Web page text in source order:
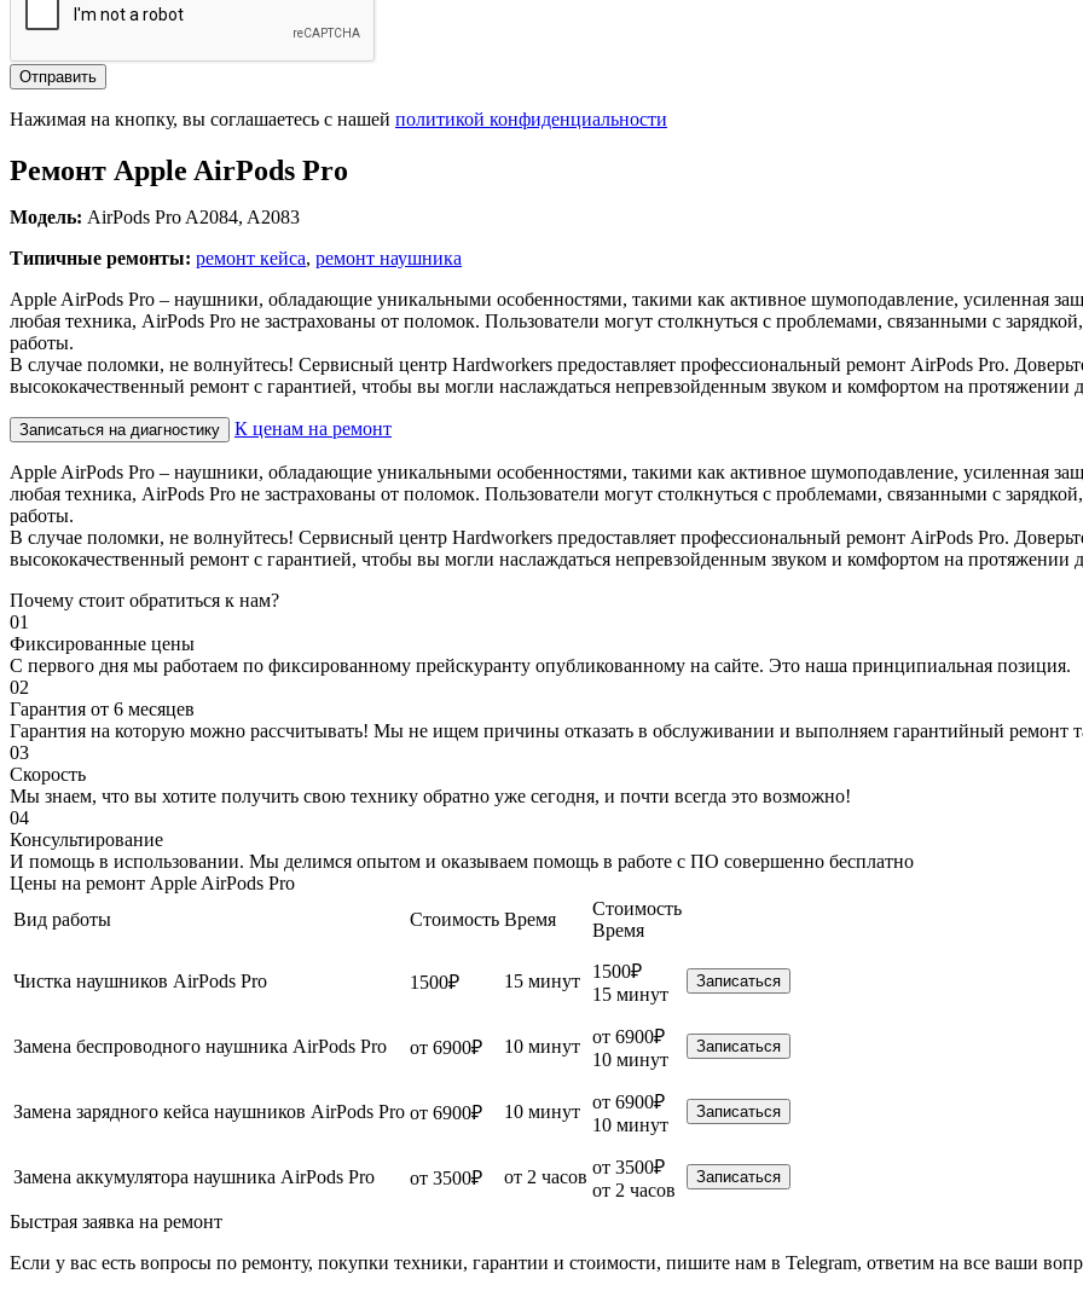
Отправить
Нажимая на кнопку, вы соглашаетесь с нашей политикой конфиденциальности
Ремонт Apple AirPods Pro
Модель: AirPods Pro A2084, A2083
Типичные ремонты: ремонт кейса, ремонт наушника
Apple AirPods Pro – наушники, обладающие уникальными особенностями, такими как активное шумоподавление, усиленная
любая техника, AirPods Pro не застрахованы от поломок. Пользователи могут столкнуться с проблемами, связанными с
работы.
В случае поломки, не волнуйтесь! Сервисный центр Hardworkers предоставляет профессиональный ремонт AirPods Pro.
высококачественный ремонт с гарантией, чтобы вы могли наслаждаться непревзойденным звуком и комфортом на протяжении
Записаться на диагностику К ценам на ремонт
Apple AirPods Pro – наушники, обладающие уникальными особенностями, такими как активное шумоподавление, усиленная
любая техника, AirPods Pro не застрахованы от поломок. Пользователи могут столкнуться с проблемами, связанными с
работы.
В случае поломки, не волнуйтесь! Сервисный центр Hardworkers предоставляет профессиональный ремонт AirPods Pro.
высококачественный ремонт с гарантией, чтобы вы могли наслаждаться непревзойденным звуком и комфортом на протяжении
Почему стоит обратиться к нам?
01
Фиксированные цены
С первого дня мы работаем по фиксированному прейскуранту опубликованному на сайте. Это наша принципиальная позиция.
02
Гарантия от 6 месяцев
Гарантия на которую можно рассчитывать! Мы не ищем причины отказать в обслуживании и выполняем гарантийный ремонт
03
Скорость
Мы знаем, что вы хотите получить свою технику обратно уже сегодня, и почти всегда это возможно!
04
Консультирование
И помощь в использовании. Мы делимся опытом и оказываем помощь в работе с ПО совершенно бесплатно
Цены на ремонт Apple AirPods Pro
Вид работы
Стоимость Время
Стоимость
Время
Чистка наушников AirPods Pro 1500₽ 15 минут
1500₽
15 минут
Записаться
Замена беспроводного наушника AirPods Pro от 6900₽ 10 минут от 6900₽
10 минут
Записаться
Замена зарядного кейса наушников AirPods Pro от 6900₽ 10 минут от 6900₽
10 минут
Записаться
Замена аккумулятора наушника AirPods Pro от 3500₽ от 2 часов от 3500₽
от 2 часов
Записаться
Быстрая заявка на ремонт
Если у вас есть вопросы по ремонту, покупки техники, гарантии и стоимости, пишите нам в Telegram, ответим на все ваши